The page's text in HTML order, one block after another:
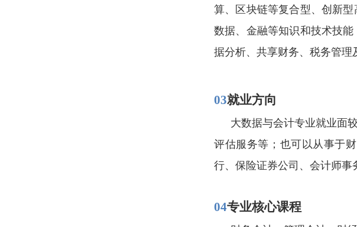
算、区块链等复合型、创新
数据、金融等知识和技术技
据分析、共享财务、税务管理
03就业方向
大数据与会计专业就业面
评估服务等；也可以从事于
行、保险证券公司、会计师事
04专业核心课程